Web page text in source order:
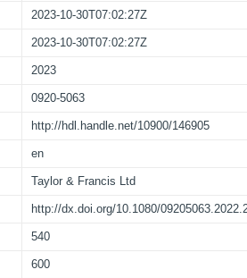
2023-10-30T07:02:27Z
2023-10-30T07:02:27Z
2023
0920-5063
http://hdl.handle.net/10900/146905
en
Taylor & Francis Ltd
http://dx.doi.org/10.1080/
540
600